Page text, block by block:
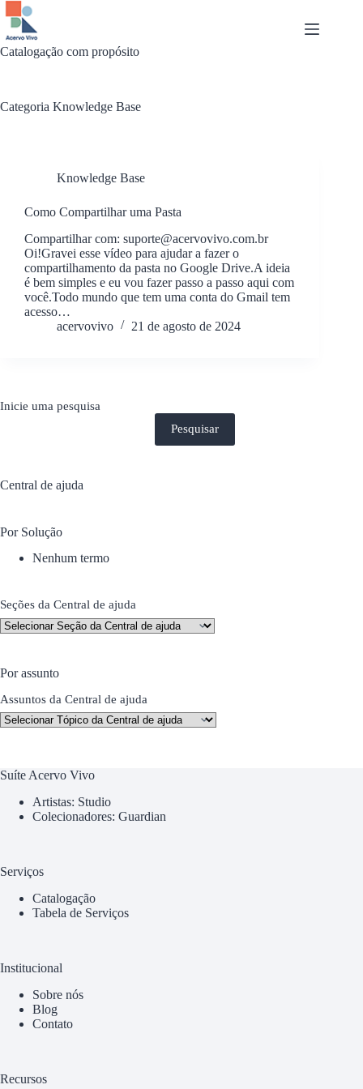
Pular
para
conteúdo
Catalogação com propósito
Categoria Knowledge Base
Knowledge Base
Como Compartilhar uma Pasta
Compartilhar com: suporte@acervovivo.com.br
Oi!Gravei esse vídeo para ajudar a fazer o
compartilhamento da pasta no Google Drive.A ideia
é bem simples e eu vou fazer passo a passo aqui com
você.Todo mundo que tem uma conta do Gmail tem
acesso…
acervovivo
21 de agosto de 2024
Inicie uma pesquisa
Pesquisar
Central de ajuda
Por Solução
Nenhum termo
Seções da Central de ajuda
Por assunto
Assuntos da Central de ajuda
Suíte Acervo Vivo
Artistas: Studio
Colecionadores: Guardian
Serviços
Catalogação
Tabela de Serviços
Institucional
Sobre nós
Blog
Contato
Recursos